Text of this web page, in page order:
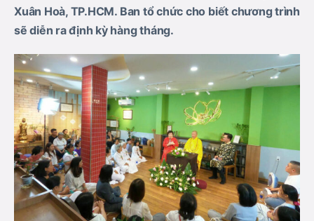
Xuân Hoà, TP.HCM. Ban tổ chức cho biết chương trình
sẽ diễn ra định kỳ hàng tháng.